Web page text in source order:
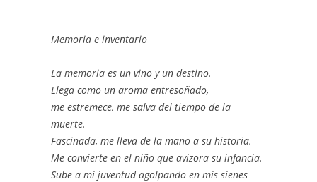
Memoria e inventario
La memoria es un vino y un destino.
Llega como un aroma entresoñado,
me estremece, me salva del tiempo de la
muerte.
Fascinada, me lleva de la mano a su historia.
Me convierte en el niño que avizora su infancia.
Sube a mi juventud agolpando en mis sienes